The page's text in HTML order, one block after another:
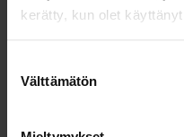
kerätty, kun olet
valinta
Välttämätön
LÖYDÄ LISÄÄ